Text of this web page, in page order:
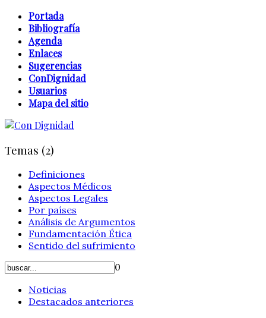
Portada
Bibliografía
Agenda
Enlaces
Sugerencias
ConDignidad
Usuarios
Mapa del sitio
Temas (2)
Definiciones
Aspectos Médicos
Aspectos Legales
Por países
Análisis de Argumentos
Fundamentación Ética
Sentido del sufrimiento
0
Noticias
Destacados anteriores